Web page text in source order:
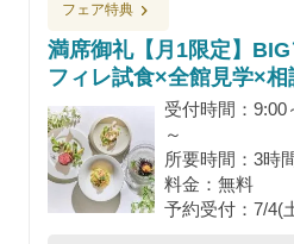
フェア特典
満席御礼【月1限定】
フィレ試食×全館見学×相
受付時間：9:00
～
所要時間：3時
料金：無料
予約受付：7/4(